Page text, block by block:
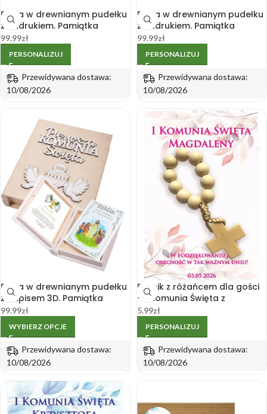
Biblia w drewnianym pudełku
z nadrukiem. Pamiątka
Pierwszej Komunii Świętej
99.99zł
PERSONALIZUJ
Przewidywana dostawa:
10/08/2026
Biblia w drewnianym pudełku
z nadrukiem. Pamiątka
Pierwszej Komunii Świętej
99.99zł
PERSONALIZUJ
Przewidywana dostawa:
10/08/2026
Biblia w drewnianym pudełku
z napisem 3D. Pamiątka
Pierwszej Komunii Świętej
99.99zł
WYBIERZ OPCJE
Przewidywana dostawa:
10/08/2026
Bilecik z różańcem dla gości
– I Komunia Święta z
personalizacją od
5.99zł
PERSONALIZUJ
Przewidywana dostawa:
10/08/2026